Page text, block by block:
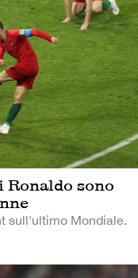
Ronaldo sono
sull'ultimo Mondiale.